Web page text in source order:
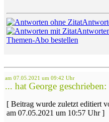
Themen-Abo bestellen
am 07.05.2021 um 09:42 Uhr
... hat George geschrieben:
[ Beitrag wurde zuletzt editiert
am 07.05.2021 um 10:57 Uhr ]